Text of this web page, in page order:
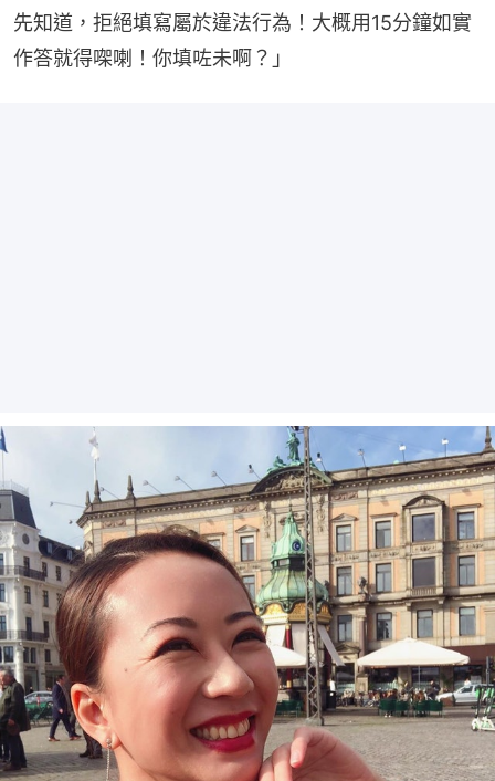
先知道，拒絕填寫屬於違法行為！大概用15分鐘如實
作答就得㗎喇！你填咗未啊？」